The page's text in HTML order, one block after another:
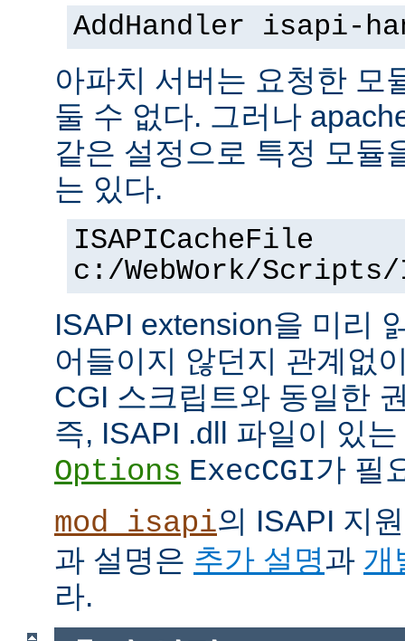
AddHandler isapi-
아파치 서버는 요청한 모
둘 수 없다. 그러나
같은 설정으로 특정 모듈
는 있다.
ISAPICacheFile
c:/WebWork/
ISAPI extension을 미리
어들이지 않던지 관계없
CGI 스크립트와 동일한
즉, ISAPI .dll 파일이 있
Options ExecCGI가 필
mod_isapi의 ISAPI 지
과 설명은 추가 설명과 개
라.